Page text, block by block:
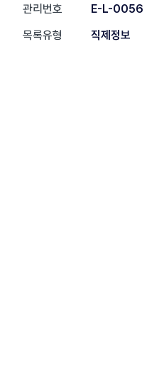
관리번호
E-L-0056
목록유형
직제정보